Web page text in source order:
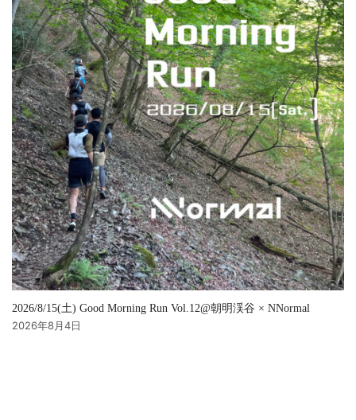
2026/8/15(土) Good Morning Run Vol.12@朝明渓谷 × NNormal
2026年8月4日